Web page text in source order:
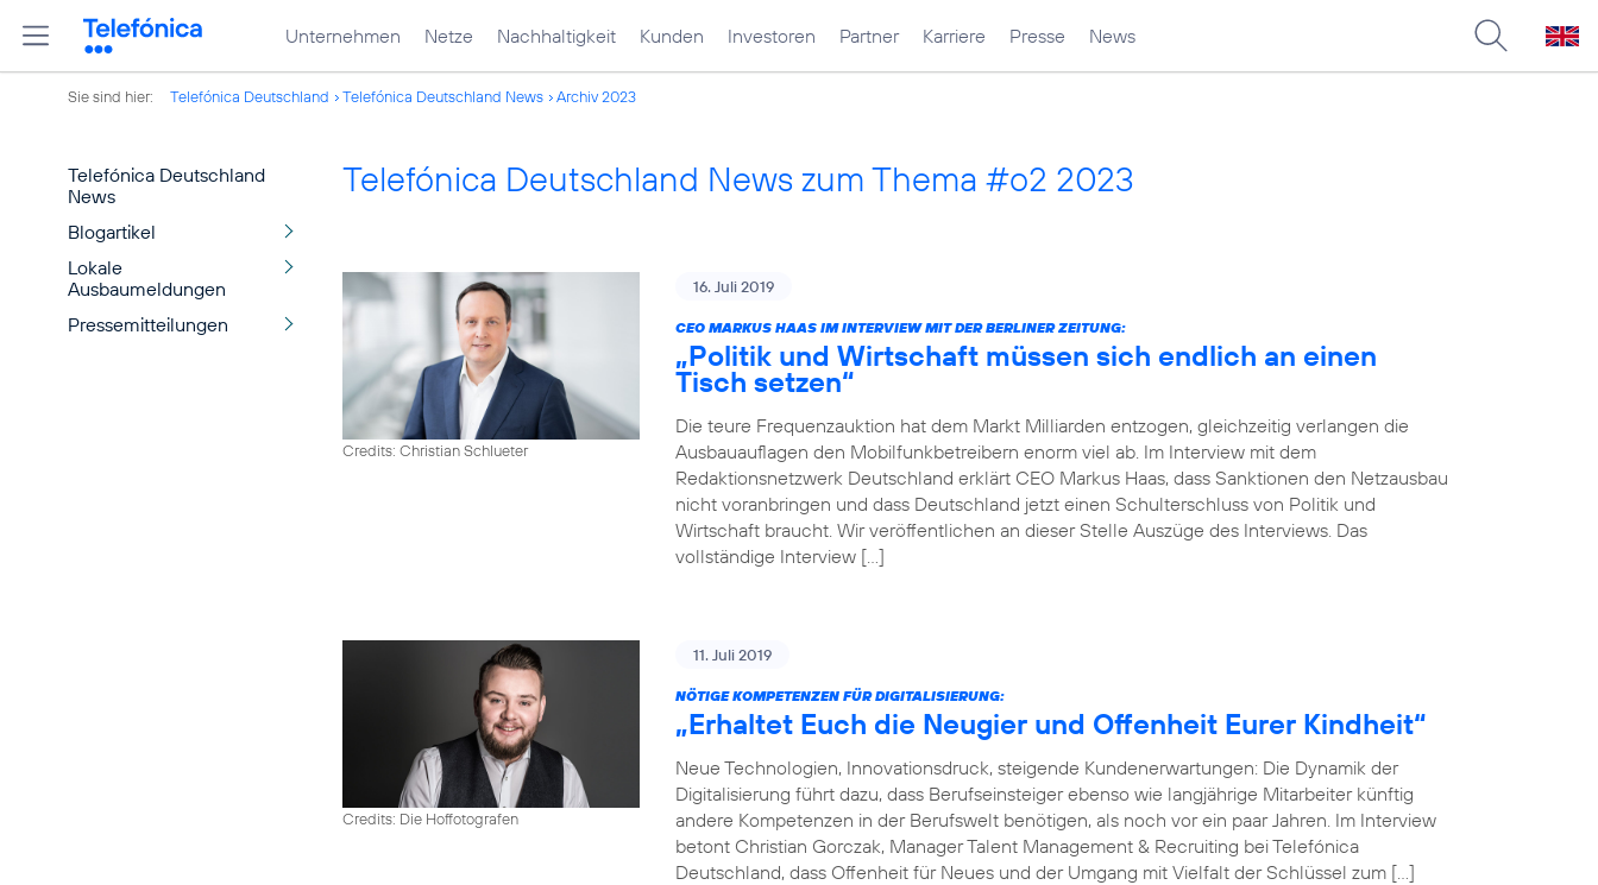
Unternehmen Netze Nachhaltigkeit Kunden Investoren Partner Karriere Presse News
Sie sind hier: Telefónica Deutschland Telefónica Deutschland News Archiv 2023
Telefónica Deutschland
News
Blogartikel
Lokale
Ausbaumeldungen
Pressemitteilungen
Telefónica Deutschland News zum Thema #o2 2023
Credits: Christian Schlueter
16. Juli 2019
CEO MARKUS HAAS IM INTERVIEW MIT DER BERLINER ZEITUNG:
„Politik und Wirtschaft müssen sich endlich an einen
Tisch setzen“
Die teure Frequenzauktion hat dem Markt Milliarden entzogen, gleichzeitig verlangen die
Ausbauauflagen den Mobilfunkbetreibern enorm viel ab. Im Interview mit dem
Redaktionsnetzwerk Deutschland erklärt CEO Markus Haas, dass Sanktionen den Netzausbau
nicht voranbringen und dass Deutschland jetzt einen Schulterschluss von Politik und
Wirtschaft braucht. Wir veröffentlichen an dieser Stelle Auszüge des Interviews. Das
vollständige Interview […]
Credits: Die Hoffotografen
11. Juli 2019
NÖTIGE KOMPETENZEN FÜR DIGITALISIERUNG:
„Erhaltet Euch die Neugier und Offenheit Eurer Kindheit“
Neue Technologien, Innovationsdruck, steigende Kundenerwartungen: Die Dynamik der
Digitalisierung führt dazu, dass Berufseinsteiger ebenso wie langjährige Mitarbeiter künftig
andere Kompetenzen in der Berufswelt benötigen, als noch vor ein paar Jahren. Im Interview
betont Christian Gorczak, Manager Talent Management & Recruiting bei Telefónica
Deutschland, dass Offenheit für Neues und der Umgang mit Vielfalt der Schlüssel zum […]